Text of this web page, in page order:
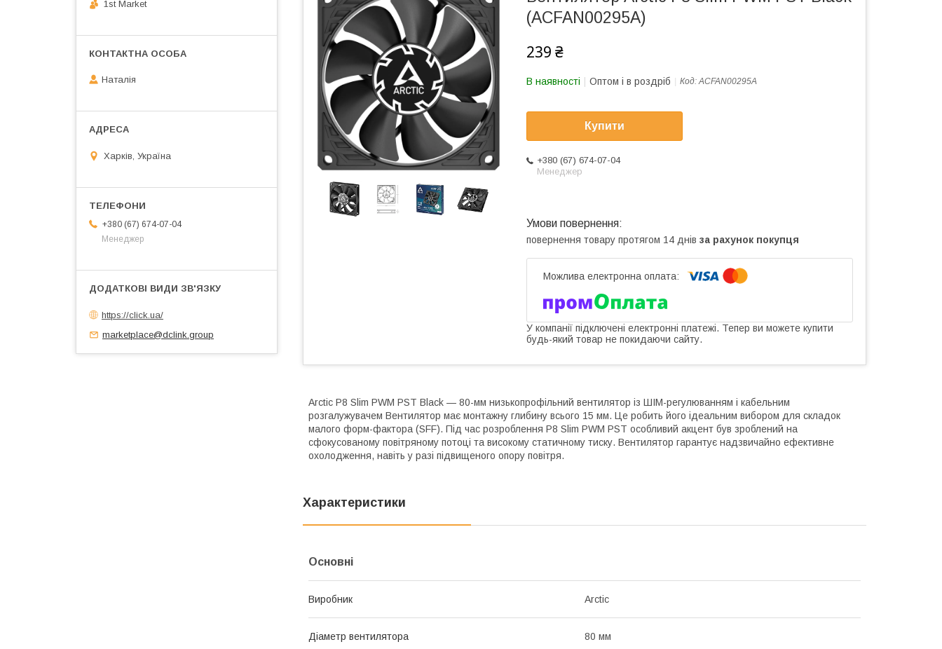
(ACFAN00295A)
239 ₴
В наявності Оптом і в роздріб Код:ACFAN00295A
Купити
+380 (67) 674-07-04
Менеджер
повернення товару протягом 14 днів за рахунок покупця
У компанії підключені електронні платежі. Тепер ви можете купити
будь-який товар не покидаючи сайту.
Arctic P8 Slim PWM PST Black — 80-мм низькопрофільний вентилятор із ШІМ-регулюванням і кабельним
розгалужувачем Вентилятор має монтажну глибину всього 15 мм. Це робить його ідеальним вибором для складок
малого форм-фактора (SFF). Під час розроблення P8 Slim PWM PST особливий акцент був зроблений на
сфокусованому повітряному потоці та високому статичному тиску. Вентилятор гарантує надзвичайно ефективне
охолодження, навіть у разі підвищеного опору повітря.
Характеристики
Основні
Виробник Arctic
Діаметр вентилятора 80 мм
1st Market
Наталія
Харків, Україна
+380 (67) 674-07-04
Менеджер
https://click.ua/
marketplace@dclink.group